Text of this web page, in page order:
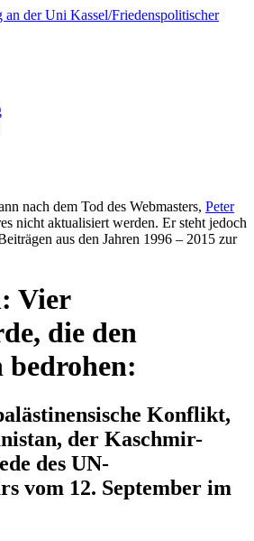
nach dem Tod des Webmasters, Peter
nicht aktualisiert werden. Er steht jedoch
aus den Jahren 1996 – 2015 zur
Vier
die den
Konflikt,
der Kaschmir-
des UN-
vom 12. September im